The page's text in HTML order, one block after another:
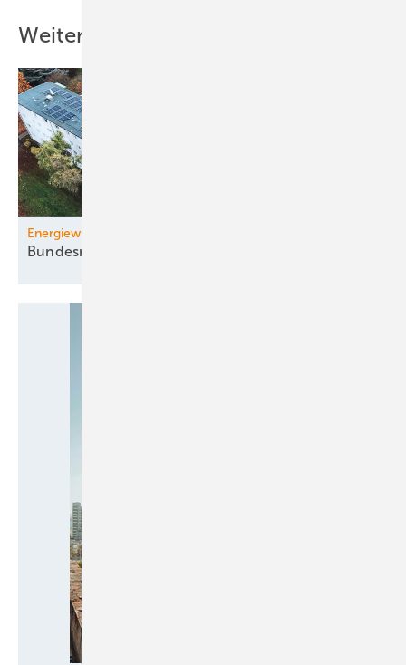
Weitere Inhalte
Energiewirtschaftsgesetz
Bundesregierung beschließt